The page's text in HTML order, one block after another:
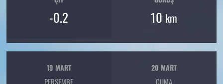
-0.2 10 km
19 MART
PERŞEMBE
20 MART
CUMA